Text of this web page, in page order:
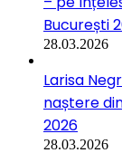
București
28.03.2026
Larisa
naștere
2026
28.03.2026